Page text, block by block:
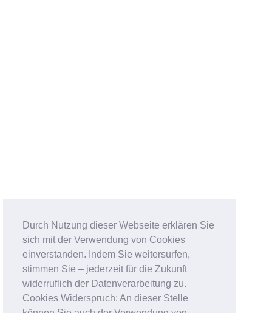
Durch Nutzung dieser Webseite erklären Sie
sich mit der Verwendung von Cookies
einverstanden. Indem Sie weitersurfen,
stimmen Sie – jederzeit für die Zukunft
widerruflich der Datenverarbeitung zu.
Cookies Widerspruch: An dieser Stelle